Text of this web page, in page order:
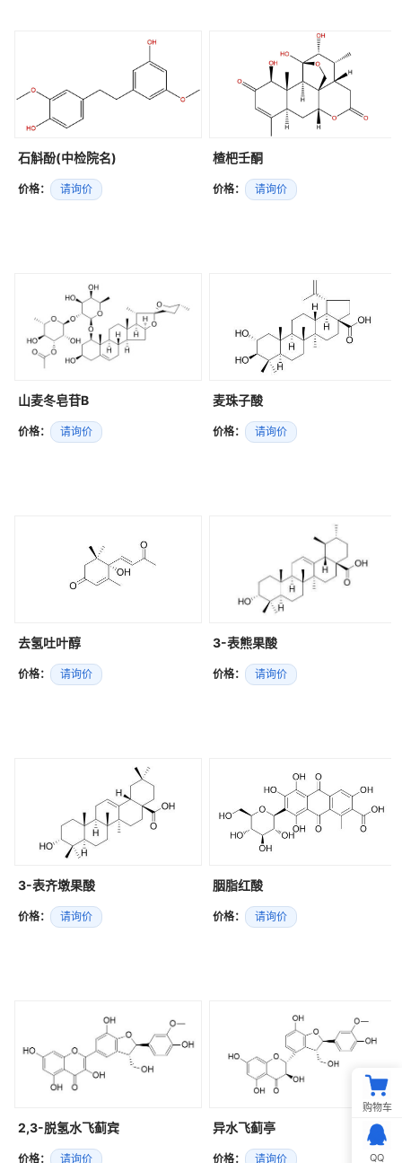
石斛酚(中检院名)
价格： 请询价
楂杷壬酮
价格： 请询价
山麦冬皂苷B
价格： 请询价
麦珠子酸
价格： 请询价
去氢吐叶醇
价格： 请询价
3-表熊果酸
价格： 请询价
3-表齐墩果酸
价格： 请询价
胭脂红酸
价格： 请询价
2,3-脱氢水飞蓟宾
价格： 请询价
异水飞蓟亭
价格： 请询价
购物车
QQ